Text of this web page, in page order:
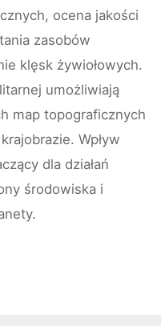
ocena jakości
zasobów
klęsk żywiołowych.
umożliwiają
map topograficznych
Wpływ
dla działań
środowiska i